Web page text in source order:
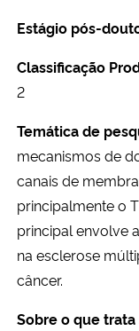
Estágio pós-
Classificação
2
Temática de
mecanismos de
canais de
principalmente o
principal envolve
na esclerose
câncer.
Sobre o que